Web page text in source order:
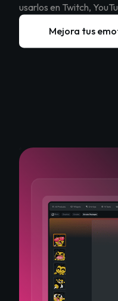
usarlos en Twitch,
Mejora tus